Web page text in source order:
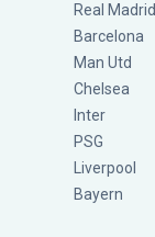
Real Madrid
Barcelona
Man Utd
Chelsea
Inter
PSG
Liverpool
Bayern